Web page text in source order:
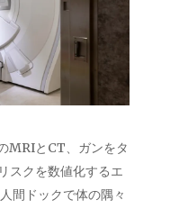
MRIとCT、ガンをタ
スクを数値化するエ
間ドックで体の隅々